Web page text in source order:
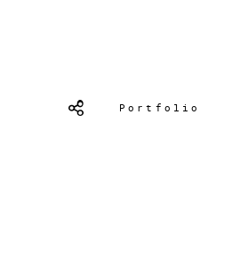
Portfolio